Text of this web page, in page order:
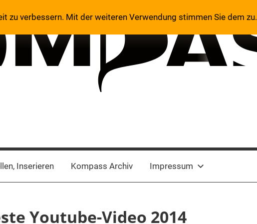
Inserieren Kompass Archiv Impressum
Youtube-Video 2014
zu verbessern. Mit der weiteren Verwendung stimmen Sie dem zu.